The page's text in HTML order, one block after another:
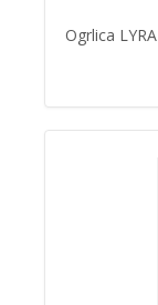
Ogrlica LYRA